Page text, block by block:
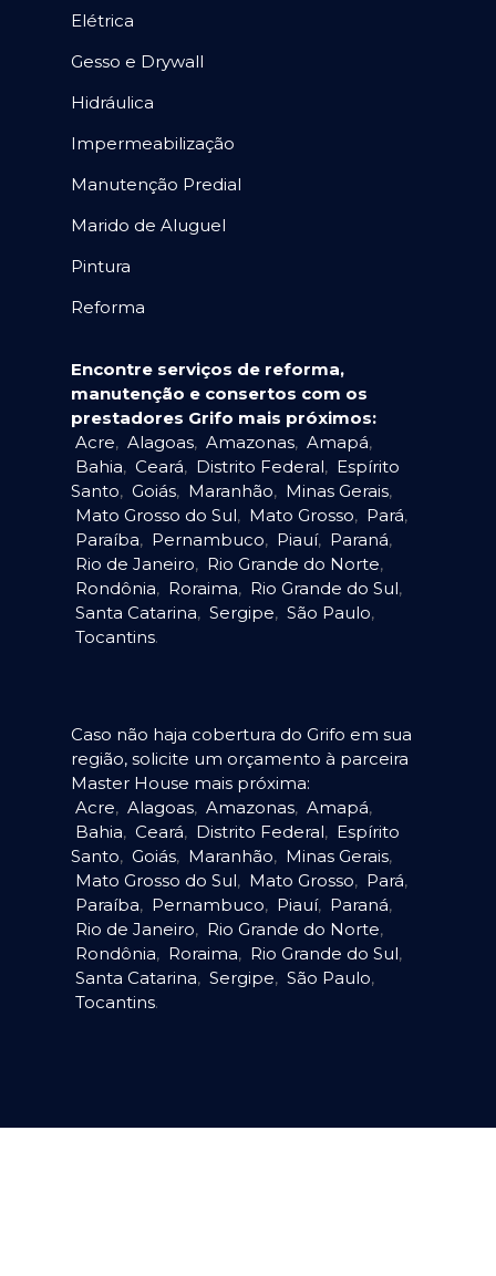
Elétrica
Gesso e Drywall
Hidráulica
Impermeabilização
Manutenção Predial
Marido de Aluguel
Pintura
Reforma
Encontre serviços de reforma,
manutenção e consertos com os
prestadores Grifo mais próximos:
Acre, Alagoas, Amazonas, Amapá,
Bahia, Ceará, Distrito Federal, Espírito
Santo, Goiás, Maranhão, Minas Gerais,
Mato Grosso do Sul, Mato Grosso, Pará,
Paraíba, Pernambuco, Piauí, Paraná,
Rio de Janeiro, Rio Grande do Norte,
Rondônia, Roraima, Rio Grande do Sul,
Santa Catarina, Sergipe, São Paulo,
Tocantins.
Caso não haja cobertura do Grifo em sua
região, solicite um orçamento à parceira
Master House mais próxima:
Acre, Alagoas, Amazonas, Amapá,
Bahia, Ceará, Distrito Federal, Espírito
Santo, Goiás, Maranhão, Minas Gerais,
Mato Grosso do Sul, Mato Grosso, Pará,
Paraíba, Pernambuco, Piauí, Paraná,
Rio de Janeiro, Rio Grande do Norte,
Rondônia, Roraima, Rio Grande do Sul,
Santa Catarina, Sergipe, São Paulo,
Tocantins.